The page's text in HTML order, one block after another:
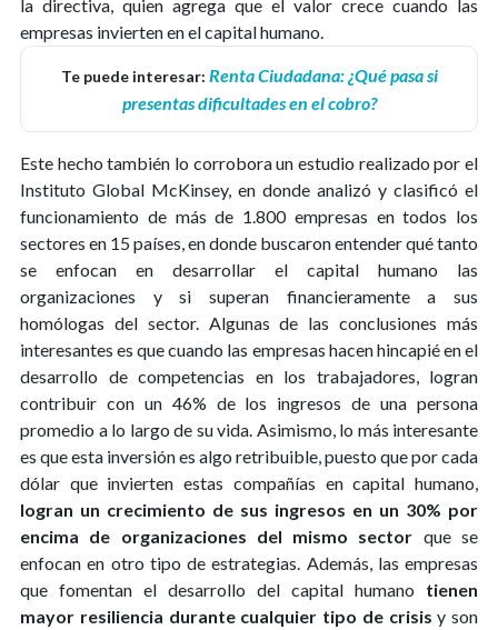
la directiva, quien agrega que el valor crece cuando las
empresas invierten en el capital humano.
Te puede interesar: Renta Ciudadana: ¿Qué pasa si
presentas dificultades en el cobro?
Este hecho también lo corrobora un estudio realizado por el
Instituto Global McKinsey, en donde analizó y clasificó el
funcionamiento de más de 1.800 empresas en todos los
sectores en 15 países, en donde buscaron entender qué tanto
se enfocan en desarrollar el capital humano las
organizaciones y si superan financieramente a sus
homólogas del sector. Algunas de las conclusiones más
interesantes es que cuando las empresas hacen hincapié en el
desarrollo de competencias en los trabajadores, logran
contribuir con un 46% de los ingresos de una persona
promedio a lo largo de su vida. Asimismo, lo más interesante
es que esta inversión es algo retribuible, puesto que por cada
dólar que invierten estas compañías en capital humano,
logran un crecimiento de sus ingresos en un 30% por
encima de organizaciones del mismo sector que se
enfocan en otro tipo de estrategias. Además, las empresas
que fomentan el desarrollo del capital humano tienen
mayor resiliencia durante cualquier tipo de crisis y son